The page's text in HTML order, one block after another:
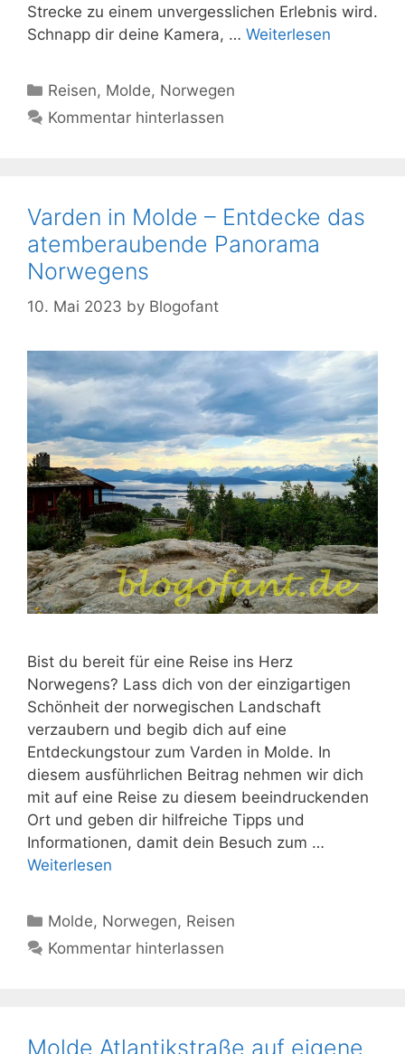
Strecke zu einem unvergesslichen Erlebnis wird.
Schnapp dir deine Kamera, … Weiterlesen
Kategorien
Reisen, Molde, Norwegen
Kommentar hinterlassen
Varden in Molde – Entdecke das
atemberaubende Panorama
Norwegens
10. Mai 2023 by Blogofant
Bist du bereit für eine Reise ins Herz
Norwegens? Lass dich von der einzigartigen
Schönheit der norwegischen Landschaft
verzaubern und begib dich auf eine
Entdeckungstour zum Varden in Molde. In
diesem ausführlichen Beitrag nehmen wir dich
mit auf eine Reise zu diesem beeindruckenden
Ort und geben dir hilfreiche Tipps und
Informationen, damit dein Besuch zum …
Weiterlesen
Kategorien
Molde, Norwegen, Reisen
Kommentar hinterlassen
Molde Atlantikstraße auf eigene